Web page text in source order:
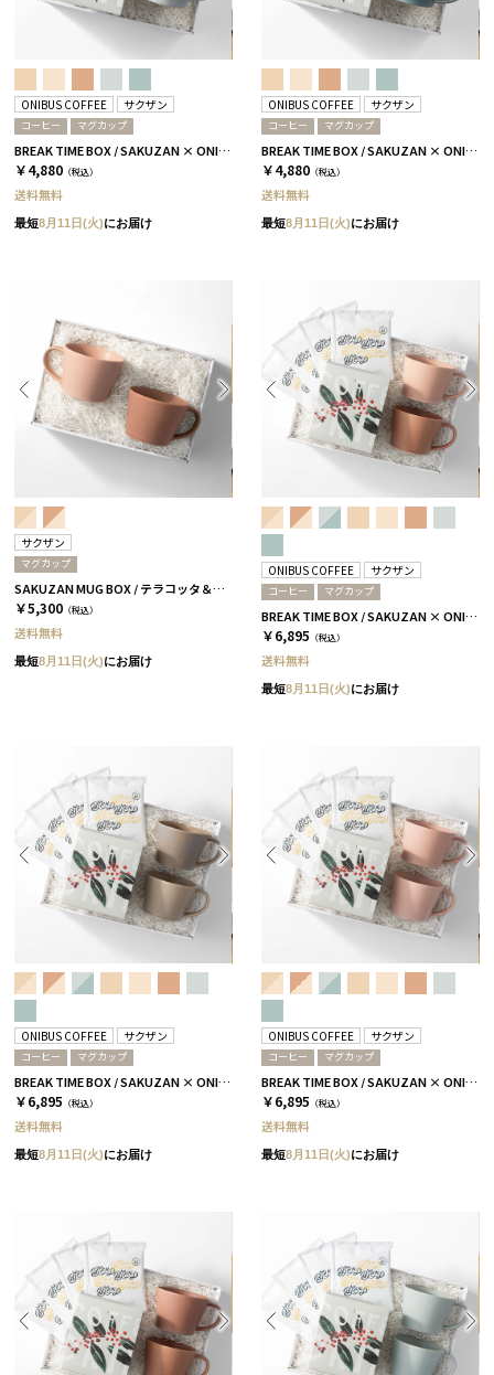
ONIBUS COFFEE サクザン
コーヒー マグカップ
BREAK TIME BOX / SAKUZAN × ONIBUS COFFEE / SINGLE / スカイブルー
￥4,880 （税込）
送料無料
最短8月11日(火)にお届け
ONIBUS COFFEE サクザン
コーヒー マグカップ
BREAK TIME BOX / SAKUZAN × ONIBUS COFFEE / SINGLE / アクアブルー
￥4,880 （税込）
送料無料
最短8月11日(火)にお届け
サクザン
マグカップ
SAKUZAN MUG BOX / テラコッタ＆コーラルベージュ［サクザン×HYACCA］
￥5,300 （税込）
送料無料
最短8月11日(火)にお届け
ONIBUS COFFEE サクザン
コーヒー マグカップ
BREAK TIME BOX / SAKUZAN × ONIBUS COFFEE テラコッタ＆コーラルベージュ
￥6,895 （税込）
送料無料
最短8月11日(火)にお届け
ONIBUS COFFEE サクザン
コーヒー マグカップ
BREAK TIME BOX / SAKUZAN × ONIBUS COFFEE グレージュ
￥6,895 （税込）
送料無料
最短8月11日(火)にお届け
ONIBUS COFFEE サクザン
コーヒー マグカップ
BREAK TIME BOX / SAKUZAN × ONIBUS COFFEE コーラルベージュ
￥6,895 （税込）
送料無料
最短8月11日(火)にお届け